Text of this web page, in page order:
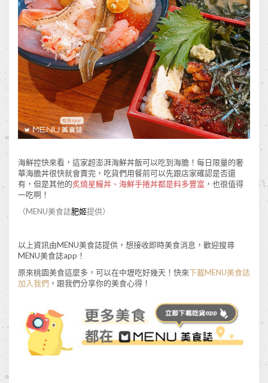
海鮮控快來看，這家超澎湃海鮮丼飯可以吃到海膽！每日限量的奢
華海膽丼很快就會賣完，吃貨們用餐前可以先跟店家確認是否還
有，但是其他的炙燒星鰻丼、海鮮手捲丼都是料多豐富 ，也很值得
一吃啊！
（MENU美食誌肥姬提供）
以上資訊由MENU美食誌提供，想接收即時美食消息，歡迎搜尋
MENU美食誌app！
原來桃園美食這麼多，可以在中壢吃好幾天！快來下載MENU美食誌
加入我們 ，跟我們分享你的美食心得！